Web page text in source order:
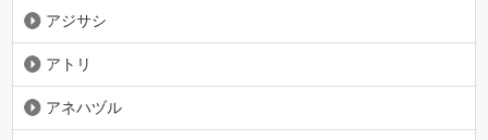
アジサシ
アトリ
アネハヅル